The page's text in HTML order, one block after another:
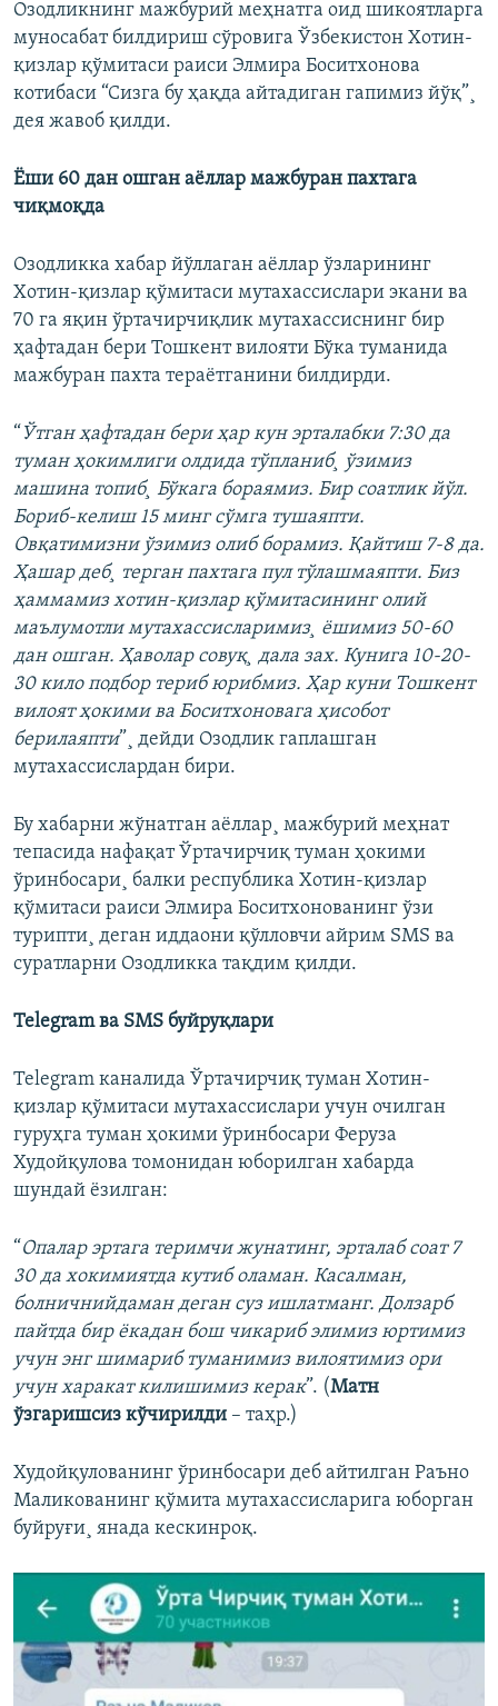
Озодликнинг мажбурий меҳнатга оид шикоятларга
муносабат билдириш сўровига Ўзбекистон Хотин-
қизлар қўмитаси раиси Элмира Боситхонова
котибаси “Сизга бу ҳақда айтадиган гапимиз йўқ”¸
дея жавоб қилди.
Ëши 60 дан ошган аëллар мажбуран пахтага
чиқмоқда
Озодликка хабар йўллаган аëллар ўзларининг
Хотин-қизлар қўмитаси мутахассислари экани ва
70 га яқин ўртачирчиқлик мутахассиснинг бир
ҳафтадан бери Тошкент вилояти Бўка туманида
мажбуран пахта тераëтганини билдирди.
“ Ўтган ҳафтадан бери ҳар кун эрталабки 7:30 да
туман ҳокимлиги олдида тўпланиб¸ ўзимиз
машина топиб¸ Бўкага бораямиз. Бир соатлик йўл.
Бориб-келиш 15 минг сўмга тушаяпти.
Овқатимизни ўзимиз олиб борамиз. Қайтиш 7-8 да.
Ҳашар деб¸ терган пахтага пул тўлашмаяпти. Биз
ҳаммамиз хотин-қизлар қўмитасининг олий
маълумотли мутахассисларимиз¸ ëшимиз 50-60
дан ошган. Ҳаволар совуқ¸ дала зах. Кунига 10-20-
30 кило подбор териб юрибмиз. Ҳар куни Тошкент
вилоят ҳокими ва Боситхоновага ҳисобот
берилаяпти”¸ дейди Озодлик гаплашган
мутахассислардан бири.
Бу хабарни жўнатган аëллар¸ мажбурий меҳнат
тепасида нафақат Ўртачирчиқ туман ҳокими
ўринбосари¸ балки республика Хотин-қизлар
қўмитаси раиси Элмира Боситхонованинг ўзи
турипти¸ деган иддаони қўлловчи айрим SMS ва
суратларни Озодликка тақдим қилди.
Telegram ва SMS буйруқлари
Telegram каналида Ўртачирчиқ туман Хотин-
қизлар қўмитаси мутахассислари учун очилган
гуруҳга туман ҳокими ўринбосари Феруза
Худойқулова томонидан юборилган хабарда
шундай ëзилган:
“Опалар эртага теримчи жунатинг, эрталаб соат 7
30 да хокимиятда кутиб оламан. Касалман,
болничнийдаман деган суз ишлатманг. Долзарб
пайтда бир ёкадан бош чикариб элимиз юртимиз
учун энг шимариб туманимиз вилоятимиз ори
учун харакат килишимиз керак”. (Матн
ўзгаришсиз кўчирилди – таҳр.)
Худойқулованинг ўринбосари деб айтилган Раъно
Маликованинг қўмита мутахассисларига юборган
буйруғи¸ янада кескинроқ.